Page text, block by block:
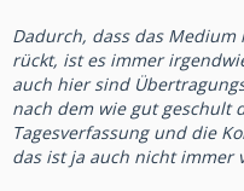
Dadurch, dass das
rückt, ist es immer
auch hier sind
nach dem wie gut geschult
Tagesverfassung und die
das ist ja auch nicht immer